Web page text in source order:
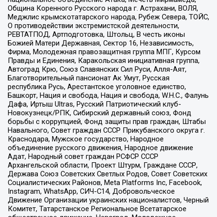
Община Коренного Русского народа г. Астрахани, ВОЛЯ,
Меджлис крымскотатарского народа, Рубеж Севера, ТОЙС,
О противодействии экстремистской деятельности,
РЕВТАТПОД, Артподготовка, Штольц, В честь иконы
Божией Матери Державная, Сектор 16, Независимость,
Фирма, Молодежная правозащитная группа МПГ, Курсом
Правды и Единения, Каракольская инициативная группа,
Автоград Крю, Союз Славянских Сил Руси, Алля-Аят,
Благотворительный пансионат Ак Умут, Русская
республика Русь, Арестантское уголовное единство,
Башкорт, Нация и свобода, Нация и свобода, W.H.С., Фалунь
Дафа, Иртыш Ultras, Русский Патриотический клуб-
Новокузнецк/РПК, Сибирский державный союз, Фонд
борьбы с коррупцией, Фонд защиты прав граждан, Штабы
Навального, Совет граждан СССР Прикубанского округа г.
Краснодара, Мужское государство, Народное
объединение русского движения, Народное движение
Адат, Народный совет граждан РСФСР СССР
Архангельской области, Проект Штурм, Граждане СССР,
Держава Союз Советских Светлых Родов, Совет Советских
Социалистических Районов, Meta Platforms Inc, Facebook,
Instagram, WhatsApp, СИЧ-С14, Добровольческое
Движение Организации украинских националистов, Черный
Комитет, Татарстанское Региональное Всетатарское